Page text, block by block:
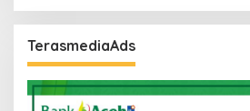
TerasmediaAds